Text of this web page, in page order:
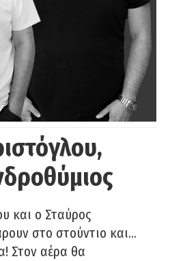
και ο Σταύρος
στο στούντιο και…
Στον αέρα θα